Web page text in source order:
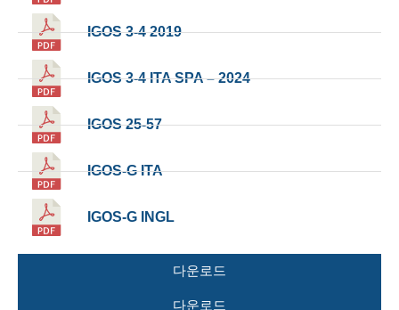
IGOS 3-4 2019
IGOS 3-4 ITA SPA – 2024
IGOS 25-57
IGOS-G ITA
IGOS-G INGL
다운로드
다운로드